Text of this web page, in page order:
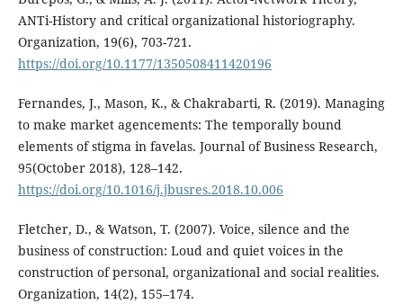
ANTi-History and critical organizational historiography.
Organization, 19(6), 703-721.
https://doi.org/10.1177/1350508411420196
Fernandes, J., Mason, K., & Chakrabarti, R. (2019). Managing
to make market agencements: The temporally bound
elements of stigma in favelas. Journal of Business Research,
95(October 2018), 128–142.
https://doi.org/10.1016/j.jbusres.2018.10.006
Fletcher, D., & Watson, T. (2007). Voice, silence and the
business of construction: Loud and quiet voices in the
construction of personal, organizational and social realities.
Organization, 14(2), 155–174.